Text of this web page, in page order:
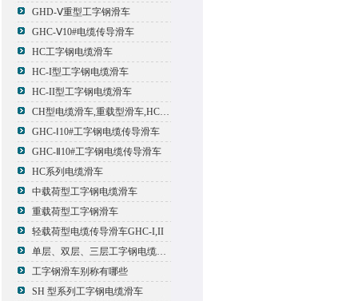
GHD-Ⅴ重型工字钢滑车
GHC-Ⅴ10#电缆传导滑车
HC工字钢电缆滑车
HC-I型工字钢电缆滑车
HC-II型工字钢电缆滑车
CH型电缆滑车,重载型滑车,HC型滑车
GHC-Ⅰ10#工字钢电缆传导滑车
GHC-Ⅱ10#工字钢电缆传导滑车
HC系列电缆滑车
中载荷型工字钢电缆滑车
重载荷型工字钢滑车
轻载荷型电缆传导滑车GHC-I,II
单层、双层、三层工字钢电缆传导滑车
工字钢滑车别称有哪些
SH 型系列工字钢电缆滑车